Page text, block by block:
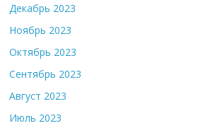
Декабрь 2023
Ноябрь 2023
Октябрь 2023
Сентябрь 2023
Август 2023
Июль 2023